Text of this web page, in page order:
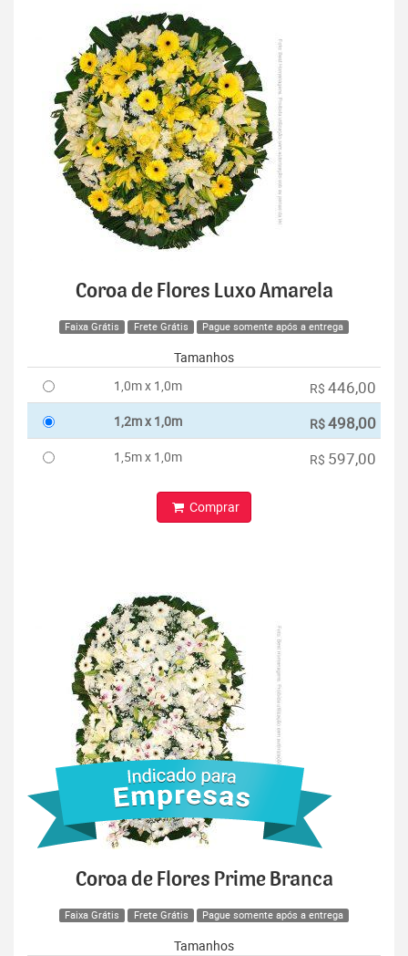
Coroa de Flores Luxo Amarela
Faixa Grátis Frete Grátis Pague somente após a entrega
Tamanhos
1,0m x 1,0m
R$ 446,00
1,2m x 1,0m R$498,00
1,5m x 1,0m R$ 597,00
Comprar
Coroa de Flores Prime Branca
Faixa Grátis Frete Grátis Pague somente após a entrega
Tamanhos